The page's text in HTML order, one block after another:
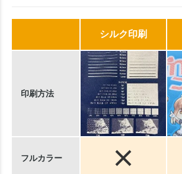
シルク印刷
印刷方法
フルカラー